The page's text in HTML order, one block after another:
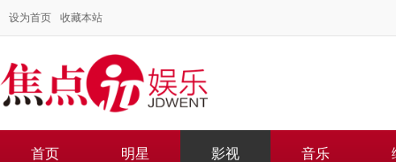
设为首页 收藏本站
首页 明星 影视 音乐